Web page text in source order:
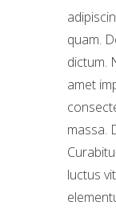
quam.
dictum.
amet
massa.
luctus